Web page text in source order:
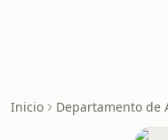
Inicio Departamento de